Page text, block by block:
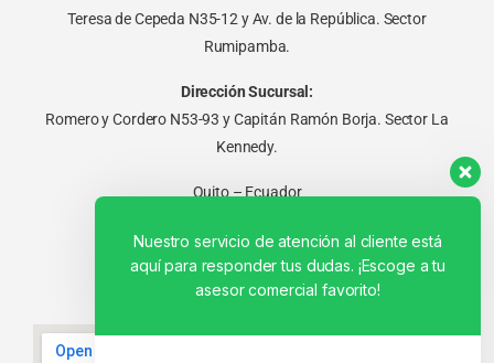
Teresa de Cepeda N35-12 y Av. de la República. Sector
Rumipamba.
Dirección Sucursal:
Romero y Cordero N53-93 y Capitán Ramón Borja. Sector La
Kennedy.
Quito – Ecuador
Nuestro servicio de atención al cliente está
aquí para responder tus dudas. ¡Escoge a tu
asesor comercial favorito!